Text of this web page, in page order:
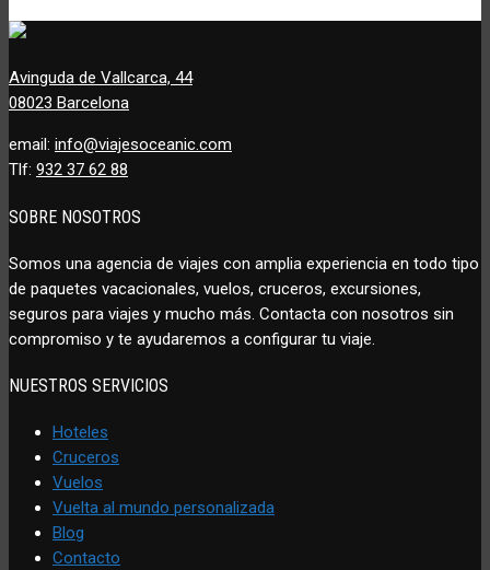
Avinguda de Vallcarca, 44
08023 Barcelona
email: info@viajesoceanic.com
Tlf: 932 37 62 88
SOBRE NOSOTROS
Somos una agencia de viajes con amplia experiencia en todo tipo
de paquetes vacacionales, vuelos, cruceros, excursiones,
seguros para viajes y mucho más. Contacta con nosotros sin
compromiso y te ayudaremos a configurar tu viaje.
NUESTROS SERVICIOS
Hoteles
Cruceros
Vuelos
Vuelta al mundo personalizada
Blog
Contacto